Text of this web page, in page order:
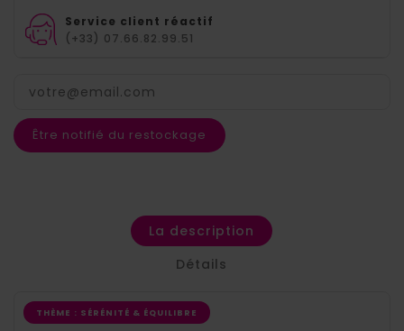
Service client réactif
(+33) 07.66.82.99.51
Être notifié du restockage
La description
Détails
THÈME : SÉRÉNITÉ & ÉQUILIBRE